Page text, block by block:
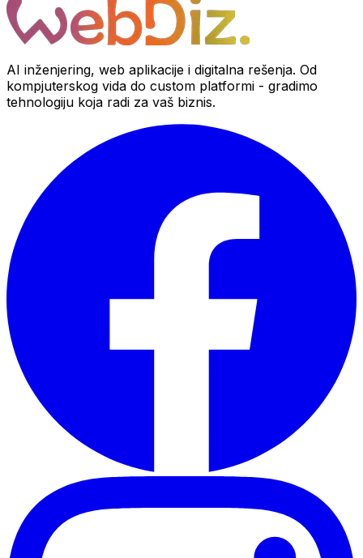
AI inženjering, web aplikacije i digitalna rešenja. Od
kompjuterskog vida do custom platformi - gradimo
tehnologiju koja radi za vaš biznis.